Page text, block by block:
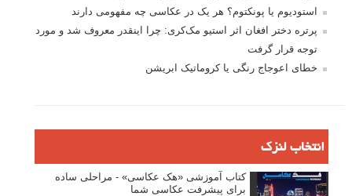
استودیوم یا پونکتوم؟ هر یک در عکاسی چه مفهومی دارند
پرتره دختر افغان اثر استیو مک‌کری: چرا اینقدر معروف شد و مورد
توجه قرار گرفت
خطای اعوجاج رنگی یا کروماتیک ابریشن
انتخاب لنزک
کتاب آموزشی «هک عکاسی» - مراحلی ساده
برای پیشرفت عکاسی شما